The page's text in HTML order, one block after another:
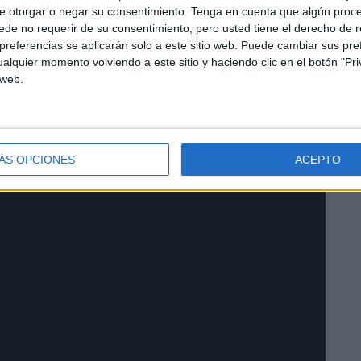
otorgar o negar su consentimiento. Tenga en cuenta que algún
no requerir de su consentimiento, pero usted tiene el derecho de
se aplicarán solo a este sitio web. Puede cambiar sus
momento volviendo a este sitio y haciendo clic en el botón
OPCIONES ACEPTO
donde se medirá ante los mejores conjuntos de
es hacerse con la permanencia, por lo que
de la competición, donde además tendrán que luchar